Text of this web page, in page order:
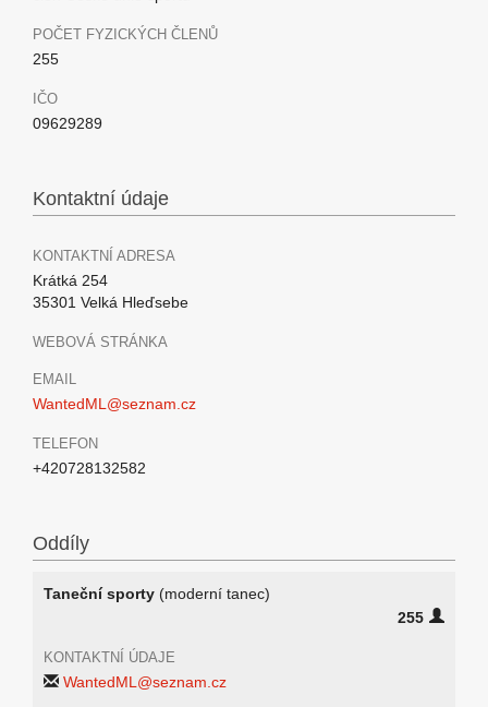
POČET FYZICKÝCH ČLENŮ
255
IČO
09629289
Kontaktní údaje
KONTAKTNÍ ADRESA
Krátká 254
35301 Velká Hleďsebe
WEBOVÁ STRÁNKA
EMAIL
WantedML@seznam.cz
TELEFON
+420728132582
Oddíly
Taneční sporty (moderní tanec)
255
KONTAKTNÍ ÚDAJE
WantedML@seznam.cz